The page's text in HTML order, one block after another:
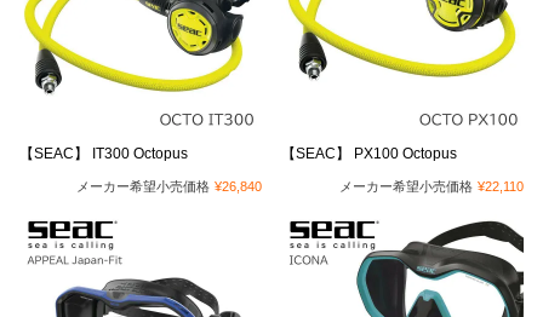
【SEAC】 IT300 Octopus
メーカー希望小売価格 ¥26,840
【SEAC】 PX100 Octopus
メーカー希望小売価格 ¥22,110